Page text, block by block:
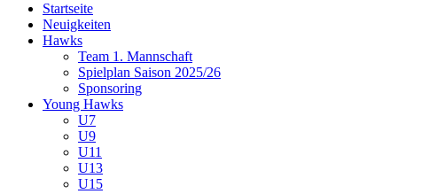
Startseite
Neuigkeiten
Hawks
Team 1. Mannschaft
Spielplan Saison 2025/26
Sponsoring
Young Hawks
U7
U9
U11
U13
U15